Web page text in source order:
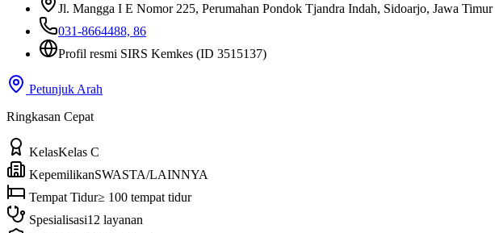
Jl. Mangga I E Nomor 225, Perumahan Pondok Tjandra Indah, Sidoarjo, Jawa Timur
031-8664488, 86
Profil resmi SIRS Kemkes (ID 3515137)
Petunjuk Arah
Ringkasan Cepat
KelasKelas C
KepemilikanSWASTA/LAINNYA
Tempat Tidur≥ 100 tempat tidur
Spesialisasi12 layanan